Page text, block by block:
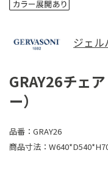
ジェル
GRAY26チェ
ー）
品番： GRAY26
商品寸法：